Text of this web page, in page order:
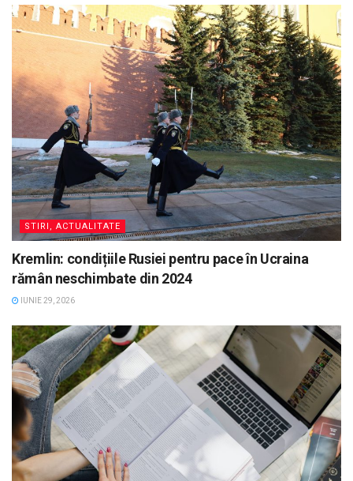
STIRI, ACTUALITATE
Kremlin: condițiile Rusiei pentru pace în Ucraina
rămân neschimbate din 2024
IUNIE 29, 2026